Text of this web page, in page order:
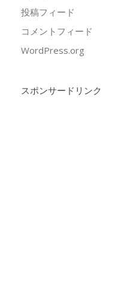
投稿フィード
コメントフィード
WordPress.org
スポンサードリンク